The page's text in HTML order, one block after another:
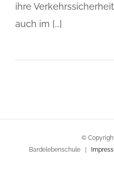
ihre
auch im [...]
©
Bardelebenschule |